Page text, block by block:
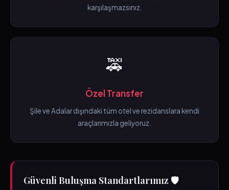
karşılaşmazsınız.
🚕
Özel Transfer
Şile ve Adalar dışındaki tüm otel ve rezidanslara kendi
araçlarımızla geliyoruz.
Güvenli Buluşma Standartlarımız 🛡️